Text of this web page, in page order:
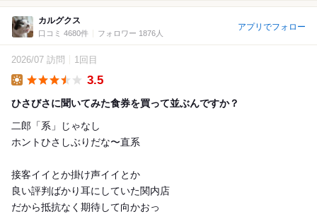
カルグクス
口コミ 4680件 フォロワー 1876人
アプリでフォロー
2026/07 訪問 1回目
3.5
ひさびさに聞いてみた食券を買って並ぶんですか？
二郎「系」じゃなし
ホントひさしぶりだな〜直系
接客イイとか掛け声イイとか
良い評判ばかり耳にしていた関内店
だから抵抗なく期待して向かおっ